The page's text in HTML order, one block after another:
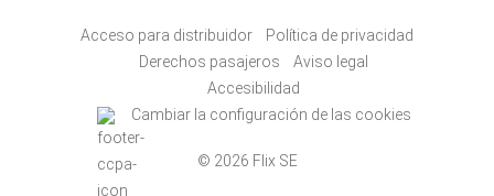
Acceso para distribuidor
Política de privacidad
Derechos pasajeros
Aviso legal
Accesibilidad
Cambiar la configuración de las cookies
© 2026 Flix SE